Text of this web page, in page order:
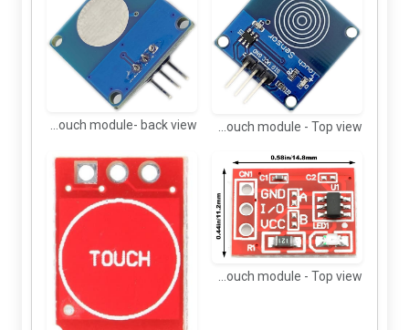
TTP223 Touch module - Top view
TTP223 Touch module- back view
TTP223 Touch module - Top view